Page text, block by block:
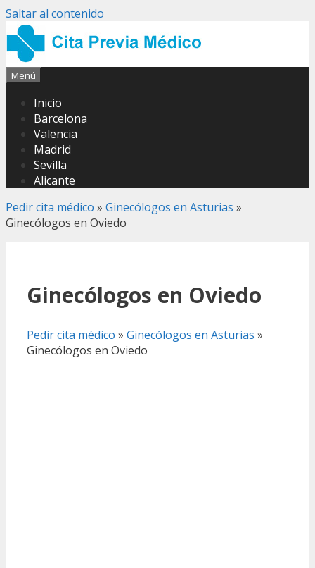
Saltar al contenido
Menú
Inicio
Barcelona
Valencia
Madrid
Sevilla
Alicante
Pedir cita médico » Ginecólogos en Asturias »
Ginecólogos en Oviedo
Ginecólogos en Oviedo
Pedir cita médico » Ginecólogos en Asturias »
Ginecólogos en Oviedo